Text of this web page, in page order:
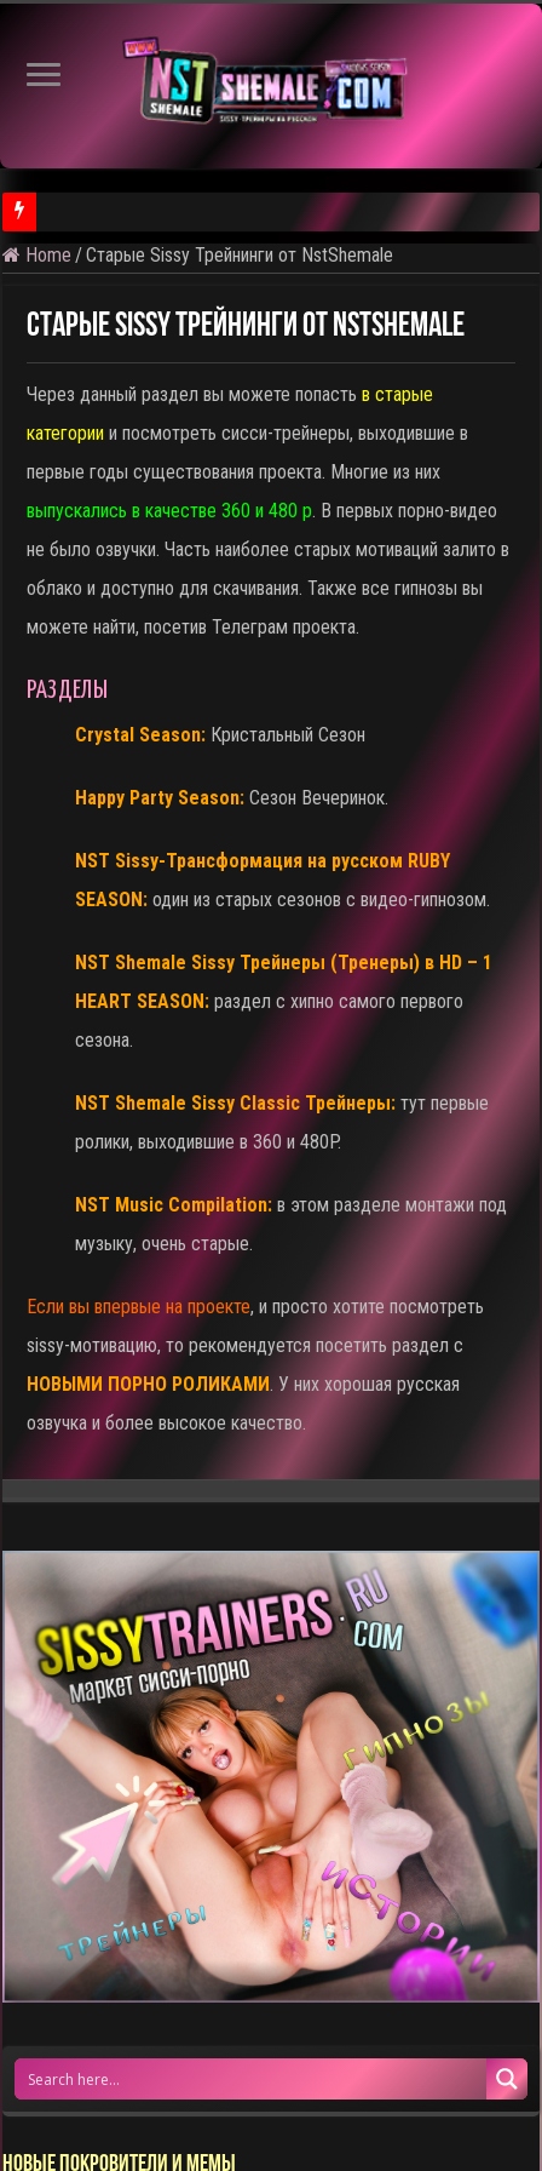
⚠️ Результаты голосования и тема следующего откртытого
Home /Старые Sissy Трейнинги от NstShemale
Старые Sissy Трейнинги от NstShemale
Через данный раздел вы можете попастьв старые
категории и посмотреть сисси-трейнеры, выходившие в
первые годы существования проекта. Многие из них
выпускались в качестве 360 и 480 p . В первых порно-видео
не было озвучки. Часть наиболее старых мотиваций залито в
облако и доступно для скачивания. Также все гипнозы вы
можете найти, посетив Телеграм проекта.
РАЗДЕЛЫ
Crystal Season: Кристальный Сезон
Happy Party Season: Сезон Вечеринок.
NST Sissy-Трансформация на русском RUBY
SEASON: один из старых сезонов с видео-гипнозом.
NST Shemale Sissy Трейнеры (Тренеры) в HD – 1
HEART SEASON: раздел с хипно самого первого
сезона.
NST Shemale Sissy Classic Трейнеры: тут первые
ролики, выходившие в 360 и 480P.
NST Music Compilation: в этом разделе монтажи под
музыку, очень старые.
Если вы впервые на проекте, и просто хотите посмотреть
sissy-мотивацию, то рекомендуется посетить раздел с
НОВЫМИ ПОРНО РОЛИКАМИ. У них хорошая русская
озвучка и более высокое качество.
НОВЫЕ ПОКРОВИТЕЛИ И МЕМЫ